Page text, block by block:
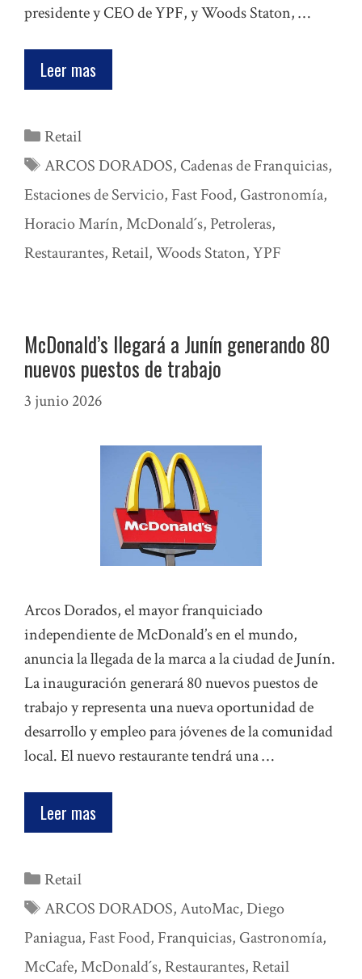
presidente y CEO de YPF, y Woods Staton, …
Leer mas
Categorías
Retail
Etiquetas
ARCOS DORADOS, Cadenas de Franquicias,
Estaciones de Servicio, Fast Food, Gastronomía,
Horacio Marín,McDonald´s, Petroleras,
Restaurantes, Retail,Woods Staton,YPF
McDonald’s llegará a Junín generando 80
nuevos puestos de trabajo
3 junio 2026
Arcos Dorados, el mayor franquiciado
independiente de McDonald’s en el mundo,
anuncia la llegada de la marca a la ciudad de Junín.
La inauguración generará 80 nuevos puestos de
trabajo y representa una nueva oportunidad de
desarrollo y empleo para jóvenes de la comunidad
local. El nuevo restaurante tendrá una …
Leer mas
Categorías
Retail
Etiquetas
ARCOS DORADOS,AutoMac,Diego
Paniagua, Fast Food, Franquicias, Gastronomía,
McCafe,McDonald´s, Restaurantes, Retail